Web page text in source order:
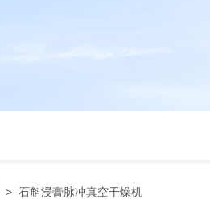
> 石斛浸膏脉冲真空干燥机